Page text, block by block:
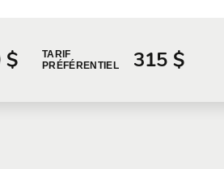
$
TARIF
PRÉFÉRENTIEL
315 $